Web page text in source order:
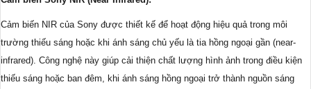
Cảm biến NIR của Sony được thiết kế để hoạt động hiệu quả trong môi
trường thiếu sáng hoặc khi ánh sáng chủ yếu là tia hồng ngoại gần (near-
infrared). Công nghệ này giúp cải thiện chất lượng hình ảnh trong điều kiện
thiếu sáng hoặc ban đêm, khi ánh sáng hồng ngoại trở thành nguồn sáng